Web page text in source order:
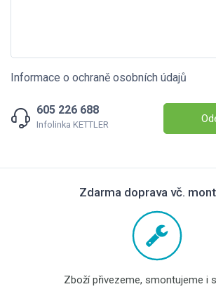
Informace o ochraně osobních údajů
605 226 688
Infolinka KETTLER
Zdarma doprava vč.
Zboží přivezeme, smontujeme i